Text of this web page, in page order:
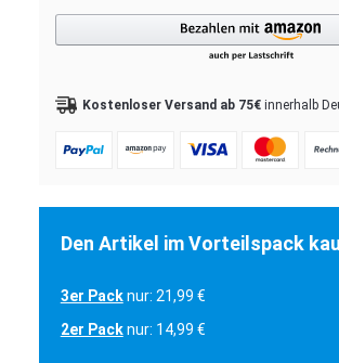
Kostenloser Versand ab 75€innerhalb
Den Artikel im Vorteilspack
3er Packnur: 21,99 €
2er Packnur: 14,99 €